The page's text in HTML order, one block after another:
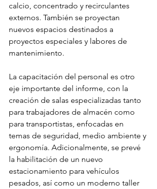
calcio, concentrado y recirculantes
externos. También se proyectan
nuevos espacios destinados a
proyectos especiales y labores de
mantenimiento.
La capacitación del personal es otro
eje importante del informe, con la
creación de salas especializadas tanto
para trabajadores de almacén como
para transportistas, enfocadas en
temas de seguridad, medio ambiente y
ergonomía. Adicionalmente, se prevé
la habilitación de un nuevo
estacionamiento para vehículos
pesados, así como un moderno taller